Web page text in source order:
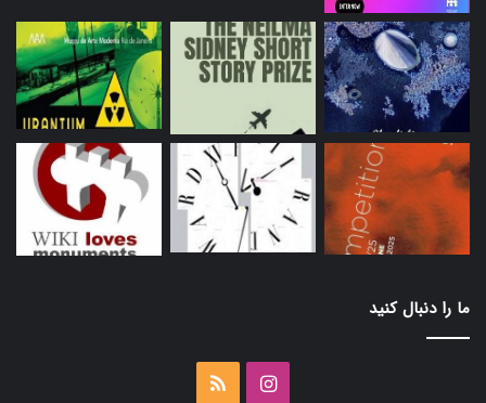
ما را دنبال کنید
اینستاگرام